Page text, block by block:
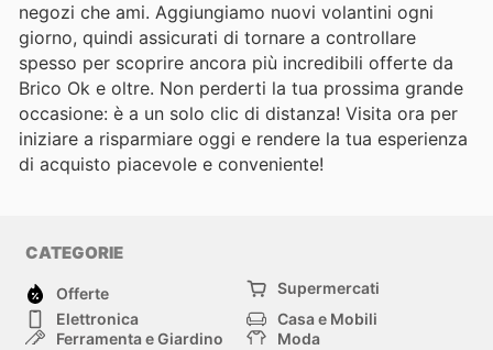
negozi che ami. Aggiungiamo nuovi volantini ogni
giorno, quindi assicurati di tornare a controllare
spesso per scoprire ancora più incredibili offerte da
Brico Ok e oltre. Non perderti la tua prossima grande
occasione: è a un solo clic di distanza! Visita ora per
iniziare a risparmiare oggi e rendere la tua esperienza
di acquisto piacevole e conveniente!
CATEGORIE
Offerte
Supermercati
Elettronica
Casa e Mobili
Ferramenta e Giardino
Moda